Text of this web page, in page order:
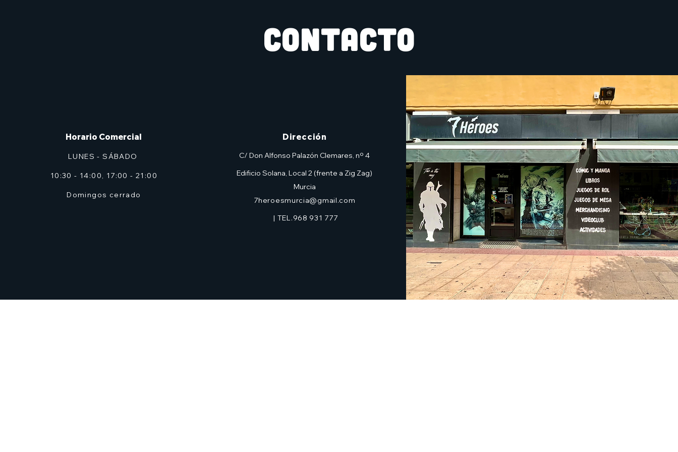
CONTACTO
Horario Comercial
LUNES - SÁBADO
10:30 - 14:00, 17:00 - 21:00
Domingos cerrado
Dirección
C/ Don Alfonso Palazón Clemares, nº 4
Edificio Solana, Local 2 (frente a Zig Zag)
Murcia
7heroesmurcia@gmail.com
| TEL.968 931 777